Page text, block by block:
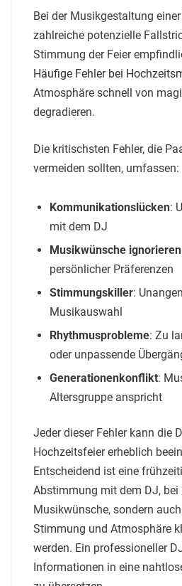
Bei der Musikgestaltung
zahlreiche potenzielle
Stimmung der Feier
Häufige Fehler bei
Atmosphäre schnell von
degradieren.
Die kritischsten Fehler, die
vermeiden sollten, umfassen:
Kommunikationslücken:
mit dem DJ
Musikwünsche ignorieren
persönlicher Präferenzen
Stimmungskiller:
Musikauswahl
Rhythmusprobleme: Zu
oder unpassende
Generationenkonflikt:
Altersgruppe anspricht
Jeder dieser Fehler kann die
Hochzeitsfeier erheblich
Entscheidend ist eine
Abstimmung mit dem DJ, bei
Musikwünsche, sondern
Stimmung und Atmosphäre
werden. Ein professioneller
Informationen in eine